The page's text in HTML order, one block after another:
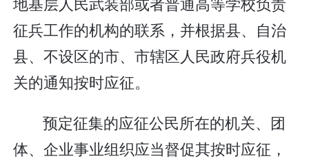
征兵工作的机构的联系，并根据县、自治
县、不设区的市、市辖区人民政府兵役机
关的通知按时应征。
预定征集的应征公民所在的机关、团
体、企业事业组织应当督促其按时应征，